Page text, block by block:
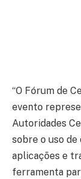
“O Fórum de
evento
Autoridades
sobre o uso
aplicações e
ferramenta